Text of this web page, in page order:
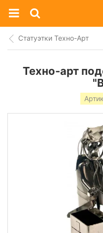
Статуэтки Техно-Арт
Техно-арт